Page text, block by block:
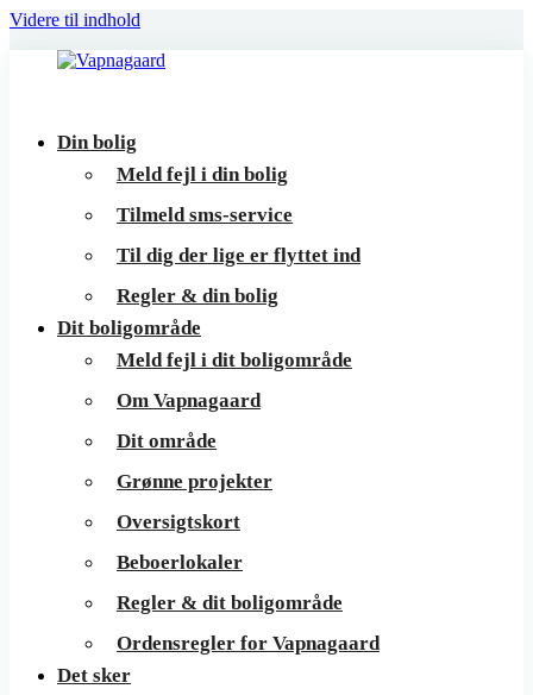
Videre til indhold
Vapnagaard
BoligerDin bolig
Meld fejl i din bolig
Tilmeld sms-service
Til dig der lige er flyttet ind
Regler & din bolig
Dit boligområde
Meld fejl i dit boligområde
Om Vapnagaard
Dit område
Grønne projekter
Oversigtskort
Beboerlokaler
Regler & dit boligområde
Ordensregler for Vapnagaard
Det sker